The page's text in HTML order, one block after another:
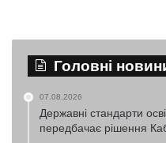
Головні
07.08.2026
Державні стандарти
передбачає рішення